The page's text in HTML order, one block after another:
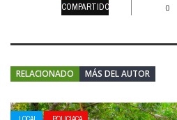
COMPARTIDOS 0
RELACIONADO MÁS DEL AUTOR